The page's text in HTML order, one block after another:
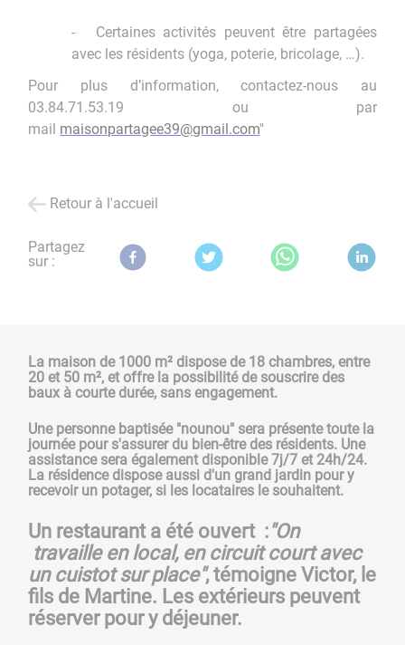
-
Certaines activités peuvent être partagées
avec les résidents (yoga, poterie, bricolage, …).
Pour plus d’information, contactez-nous au
03.84.71.53.19 ou par
mail maisonpartagee39@gmail.com"
Retour à l'accueil
Partagez
sur :
La maison de 1000 m² dispose de 18 chambres, entre
20 et 50 m², et offre la possibilité de souscrire des
baux à courte durée, sans engagement.
Une personne baptisée "nounou" sera présente toute la
journée pour s'assurer du bien-être des résidents. Une
assistance sera également disponible 7j/7 et 24h/24.
La résidence dispose aussi d'un grand jardin pour y
recevoir un potager, si les locataires le souhaitent.
Un restaurant a été ouvert :"On
travaille en local, en circuit court avec
un cuistot sur place", témoigne Victor, le
fils de Martine. Les extérieurs peuvent
réserver pour y déjeuner.